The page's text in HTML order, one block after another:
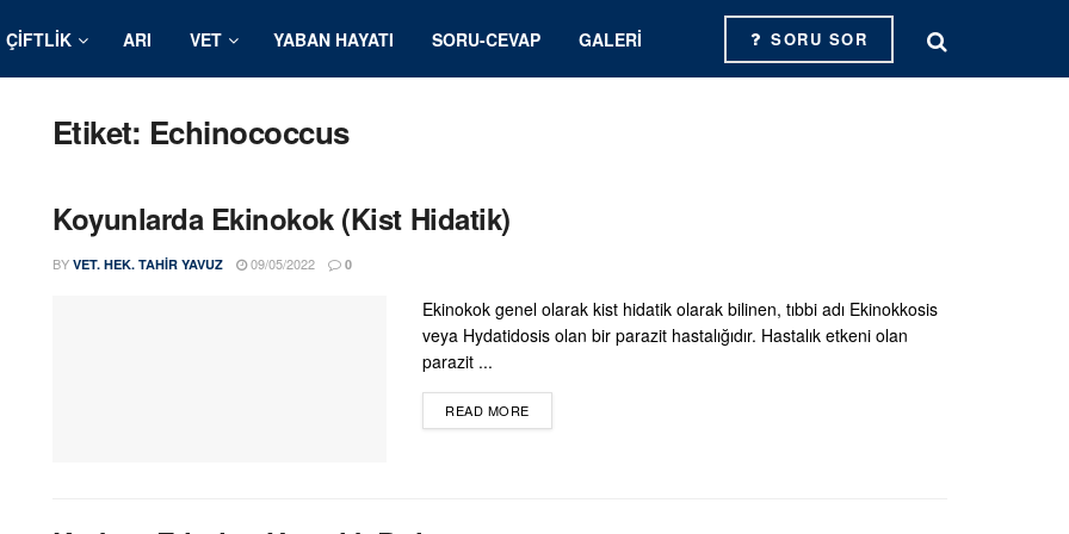
ÇIFTLIK ARI VET YABAN HAYATI SORU-CEVAP GALERI SORU SOR
Etiket: Echinococcus
Koyunlarda Ekinokok (Kist Hidatik)
BY VET. HEK. TAHIR YAVUZ 09/05/2022 0
Ekinokok genel olarak kist hidatik olarak bilinen, tıbbi adı Ekinokkosis
veya Hydatidosis olan bir parazit hastalığıdır. Hastalık etkeni olan
parazit ...
READ MOREDETAILS